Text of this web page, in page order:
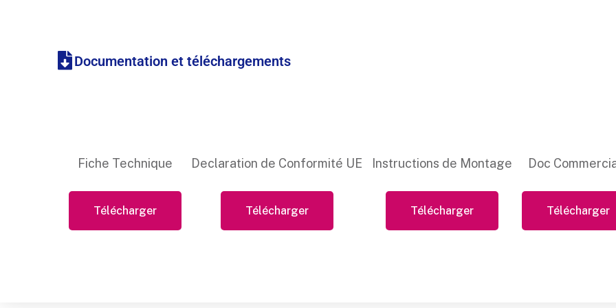
Documentation et téléchargements
Fiche Technique
Télécharger
Declaration de Conformité UE
Télécharger
Instructions de Montage
Télécharger
Doc
Télécharger